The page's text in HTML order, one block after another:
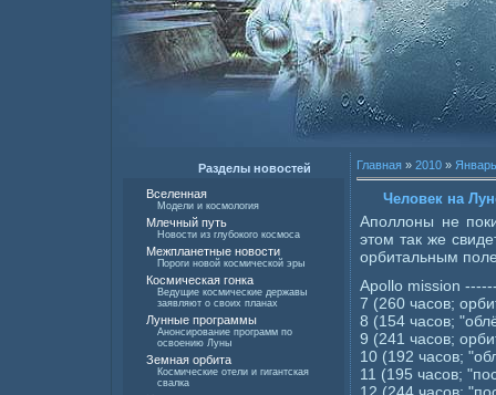
Разделы новостей
Вселенная
Модели и космология
Млечный путь
Новости из глубокого космоса
Межпланетные новости
Пороги новой космической эры
Космическая гонка
Ведущие космические державы
заявляют о своих планах
Лунные программы
Анонсирование программ по
освоению Луны
Земная орбита
Космические отели и гигантская
свалка
Главная » 2010 » Январь
Человек на
Аполлоны не
этом так же
орбитальным
Apollo mission
7 (260 часов;
8 (154 часов;
9 (241 часов;
10 (192 часов;
11 (195 часов;